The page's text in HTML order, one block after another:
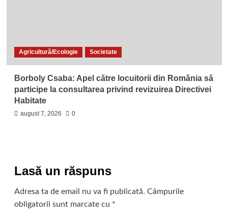
Agricultură/Ecologie Societate
Borboly Csaba: Apel către locuitorii din România să
participe la consultarea privind revizuirea Directivei
Habitate
august 7, 2026 0
Lasă un răspuns
Adresa ta de email nu va fi publicată. Câmpurile
obligatorii sunt marcate cu *